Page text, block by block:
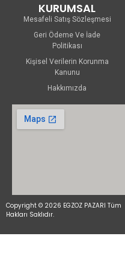
KURUMSAL
Mesafeli Satış Sözleşmesi
Geri Ödeme Ve İade
Politikası
Kişisel Verilerin Korunma
Kanunu
Hakkımızda
Copyright © 2026 EGZOZ PAZARI Tüm
Hakları Saklıdır.